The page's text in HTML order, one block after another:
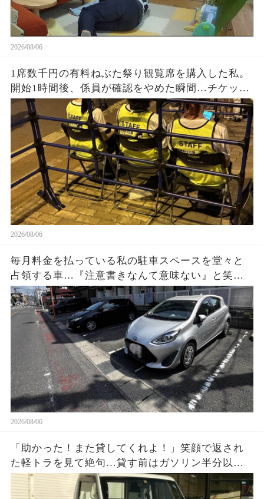
2026/08/06
1席数千円の有料ねぶた祭り観覧席を購入した私。
開始1時間後、係員が確認をやめた瞬間…チケット
なしの人が次々と着席。正規購入者が戻ってきた
時に見た光景とは…
2026/08/06
毎月料金を払っている私の駐車スペースを堂々と
占領する車…『注意書きなんて意味ない』と笑う
持ち主に、私は静かに反撃準備。3枚の写真と記録
が揃った数日後、状況が一変する…
2026/08/06
「助かった！また貸してくれよ！」笑顔で返され
た軽トラを見て絶句…貸す前はガソリン半分以上
だったのに、返却時メーターはほぼE。数百円を惜
しんだ友人が半年後に失ったものとは…